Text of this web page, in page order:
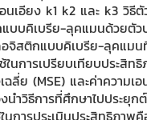
นเอียง k1 k2 และ k3 วิ
บบคิเบรีย-ลุคแมนด้วยตัว
อจิสติกแบบคิเบรีย-ลุคแม
ในการเปรียบเทียบประสิ
ลี่ย (MSE) และค่าความเ
ำวิธีการที่ศึกษาไปประยุ